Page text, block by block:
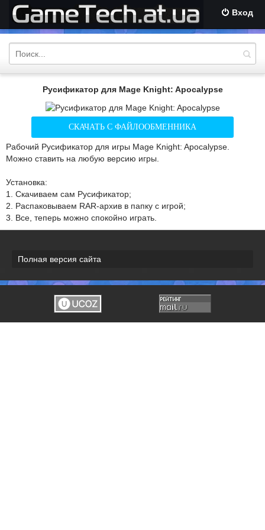
Вход
Русификатор для Mage Knight: Apocalypse
СКАЧАТЬ С ФАЙЛООБМЕННИКА
Рабочий Русификатор для игры Mage Knight: Apocalypse.
Можно ставить на любую версию игры.
Установка:
1. Скачиваем сам Русификатор;
2. Распаковываем RAR-архив в папку с игрой;
3. Все, теперь можно спокойно играть.
Полная версия сайта